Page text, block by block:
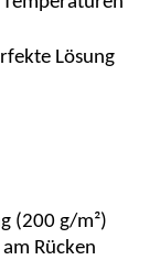
Lösung
(200 g/m²)
Rücken